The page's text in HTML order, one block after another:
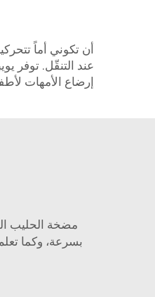
أن تكوني أماً
عند التنقّل. توفر
إرضاع الأمهات
مضخة الحليب
بسرعة، وكما